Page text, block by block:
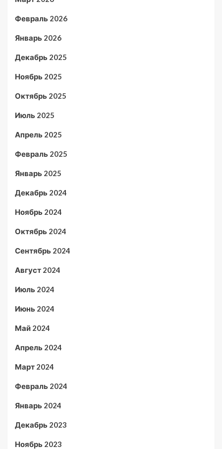
Февраль 2026
Январь 2026
Декабрь 2025
Ноябрь 2025
Октябрь 2025
Июль 2025
Апрель 2025
Февраль 2025
Январь 2025
Декабрь 2024
Ноябрь 2024
Октябрь 2024
Сентябрь 2024
Август 2024
Июль 2024
Июнь 2024
Май 2024
Апрель 2024
Март 2024
Февраль 2024
Январь 2024
Декабрь 2023
Ноябрь 2023